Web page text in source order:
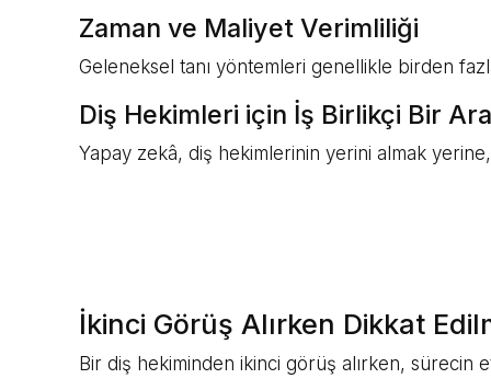
Zaman ve Maliyet Verimliliği
Geleneksel tanı yöntemleri genellikle birden
Diş Hekimleri için İş Birlikçi Bir
Yapay zekâ, diş hekimlerinin yerini almak
İkinci Görüş Alırken Dikkat
Bir diş hekiminden ikinci görüş alırken, sürecin